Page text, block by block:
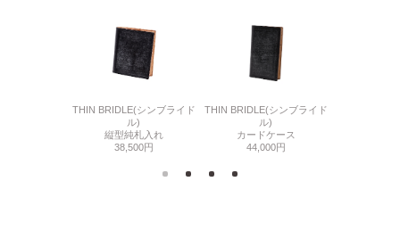
THIN BRIDLE(シンブライド
ル)
縦型純札入れ
38,500円
THIN BRIDLE(シンブライド
ル)
カードケース
44,000円